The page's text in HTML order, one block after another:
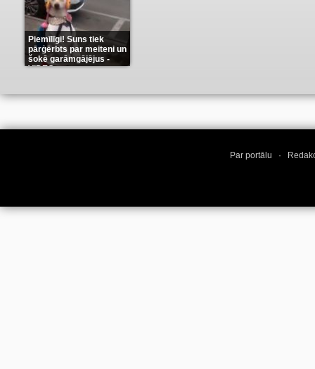
Piemīlīgi! Suns tiek
pārģērbts par meiteni un
šokē garāmgājējus -
VIDEO(8)
Par portālu ·